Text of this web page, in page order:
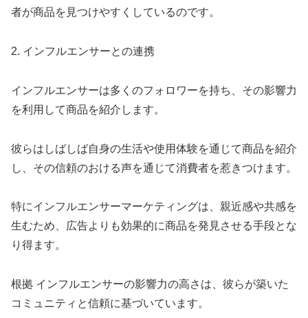
者が商品を見つけやすくしているのです。
2. インフルエンサーとの連携
インフルエンサーは多くのフォロワーを持ち、その影響力
を利用して商品を紹介します。
彼らはしばしば自身の生活や使用体験を通じて商品を紹介
し、その信頼のおける声を通じて消費者を惹きつけます。
特にインフルエンサーマーケティングは、親近感や共感を
生むため、広告よりも効果的に商品を発見させる手段とな
り得ます。
根拠 インフルエンサーの影響力の高さは、彼らが築いた
コミュニティと信頼に基づいています。